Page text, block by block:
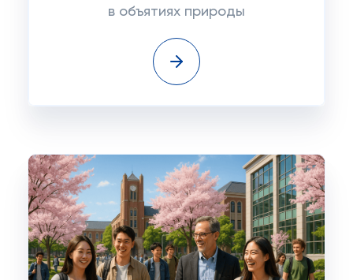
в объятиях природы